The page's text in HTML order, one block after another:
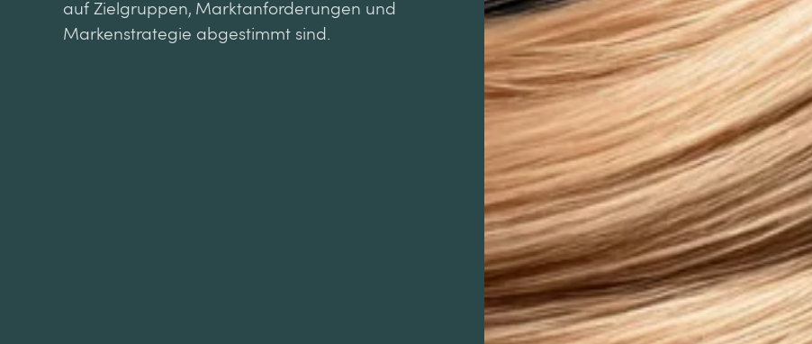
auf Zielgruppen, Marktanforderungen und
Markenstrategie abgestimmt sind.